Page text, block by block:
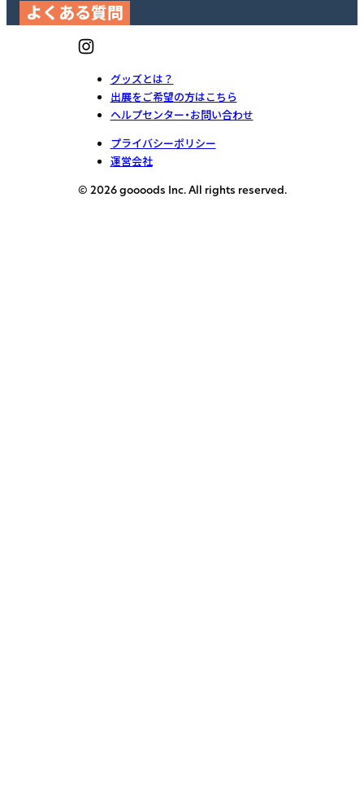
よくある質問
グッズとは？
出展をご希望の方はこちら
ヘルプセンター・お問い合わせ
プライバシーポリシー
運営会社
© 2026 goooods Inc. All rights reserved.